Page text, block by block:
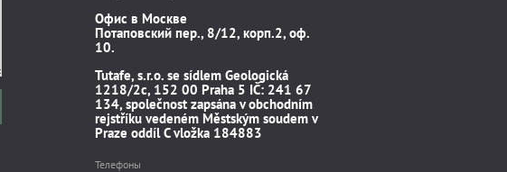
Офис в Москве
Потаповский пер., 8/12, корп.2, оф.
10.
Tutafe, s.r.o. se sídlem Geologická
1218/2c, 152 00 Praha 5 IČ: 241 67
134, společnost zapsána v obchodním
rejstříku vedeném Městským soudem v
Praze oddíl C vložka 184883
Телефоны